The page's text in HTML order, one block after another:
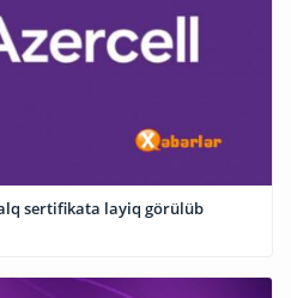
sertifikata layiq görülüb